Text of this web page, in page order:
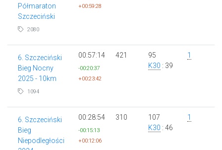
Półmaraton
Szczeciński
2080
+00:59:28
6. Szczeciński
Bieg Nocny
2025 - 10km
1094
00:57:14
-00:20:37
+00:23:42
421
95
K30 : 39
1
6. Szczeciński
Bieg
Niepodległości
00:28:54
-00:15:13
+00:12:06
310
107
K30 : 46
1